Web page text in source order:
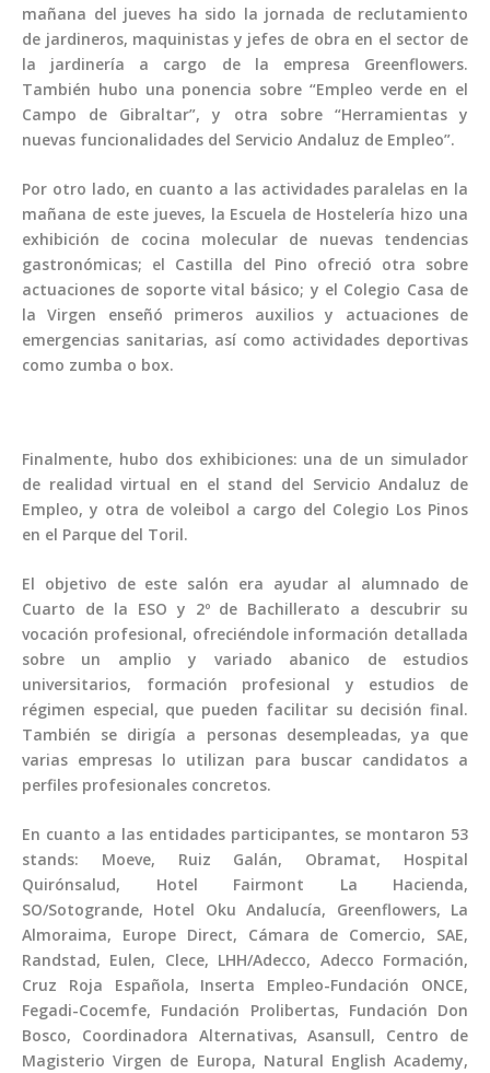
mañana del jueves ha sido la jornada de reclutamiento
de jardineros, maquinistas y jefes de obra en el sector de
la jardinería a cargo de la empresa Greenflowers.
También hubo una ponencia sobre “Empleo verde en el
Campo de Gibraltar”, y otra sobre “Herramientas y
nuevas funcionalidades del Servicio Andaluz de Empleo”.
Por otro lado, en cuanto a las actividades paralelas en la
mañana de este jueves, la Escuela de Hostelería hizo una
exhibición de cocina molecular de nuevas tendencias
gastronómicas; el Castilla del Pino ofreció otra sobre
actuaciones de soporte vital básico; y el Colegio Casa de
la Virgen enseñó primeros auxilios y actuaciones de
emergencias sanitarias, así como actividades deportivas
como zumba o box.
Finalmente, hubo dos exhibiciones: una de un simulador
de realidad virtual en el stand del Servicio Andaluz de
Empleo, y otra de voleibol a cargo del Colegio Los Pinos
en el Parque del Toril.
El objetivo de este salón era ayudar al alumnado de
Cuarto de la ESO y 2º de Bachillerato a descubrir su
vocación profesional, ofreciéndole información detallada
sobre un amplio y variado abanico de estudios
universitarios, formación profesional y estudios de
régimen especial, que pueden facilitar su decisión final.
También se dirigía a personas desempleadas, ya que
varias empresas lo utilizan para buscar candidatos a
perfiles profesionales concretos.
En cuanto a las entidades participantes, se montaron 53
stands: Moeve, Ruiz Galán, Obramat, Hospital
Quirónsalud, Hotel Fairmont La Hacienda,
SO/Sotogrande, Hotel Oku Andalucía, Greenflowers, La
Almoraima, Europe Direct, Cámara de Comercio, SAE,
Randstad, Eulen, Clece, LHH/Adecco, Adecco Formación,
Cruz Roja Española, Inserta Empleo-Fundación ONCE,
Fegadi-Cocemfe, Fundación Prolibertas, Fundación Don
Bosco, Coordinadora Alternativas, Asansull, Centro de
Magisterio Virgen de Europa, Natural English Academy,